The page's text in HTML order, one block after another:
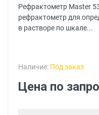
Рефрактометр Master
рефрактометр для
в растворе по шкале...
Наличие: Под заказ
Цена по